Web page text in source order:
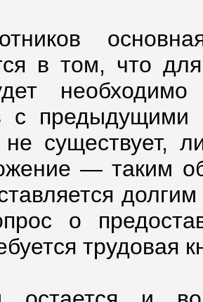
в том, что
с предыдущими
существует,
— таким
о
трудовая